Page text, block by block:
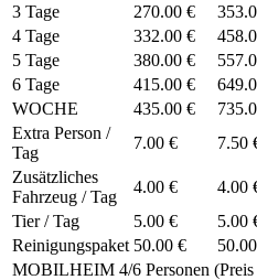
3 Tage
270.00 €
4 Tage
332.00 €
5 Tage
380.00 €
6 Tage
415.00 €
WOCHE
435.00 €
Extra Person /
Tag
7.00 € 7.50
Zusätzliches
Fahrzeug / Tag
4.00 € 4.00
Tier / Tag
5.00 € 5.00
Reinigungspaket 50.00 €
MOBILHEIM 4/6 Personen (Preis